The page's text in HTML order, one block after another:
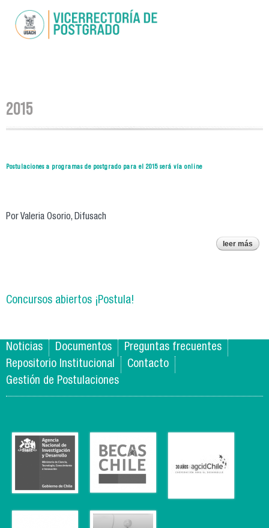
contenido
Se encuentra usted aquí
2015
Postulaciones a programas de postgrado para el 2015 será vía online
Por Valeria Osorio, Difusach
leer más
Concursos abiertos ¡Postula!
Noticias Documentos
Preguntas frecuentes
Repositorio Institucional
Contacto
Gestión de Postulaciones